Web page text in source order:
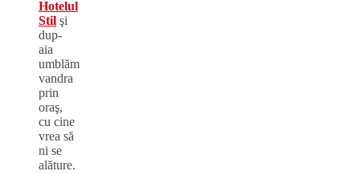
Hotelul
Stil şi
dup-
aia
umblăm
vandra
prin
oraş,
cu cine
vrea să
ni se
alăture.